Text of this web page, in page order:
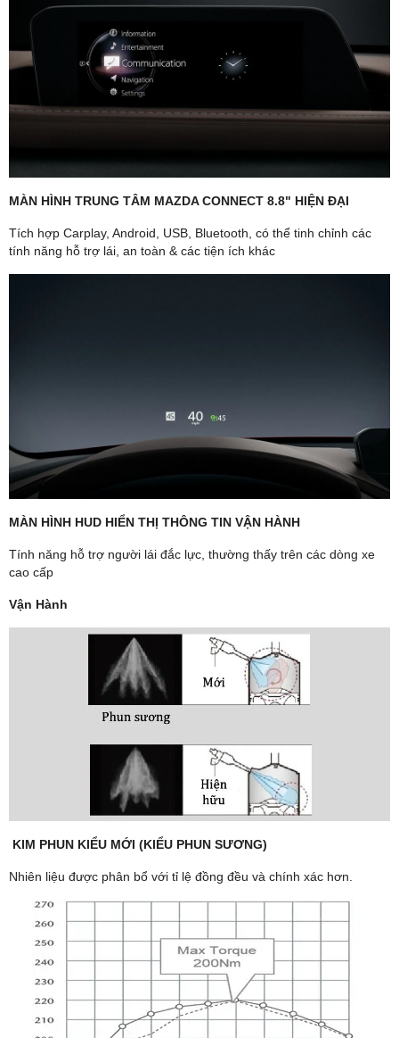
MÀN HÌNH TRUNG TÂM MAZDA CONNECT 8.8" HIỆN ĐẠI
Tích hợp Carplay, Android, USB, Bluetooth, có thể tinh chỉnh các
tính năng hỗ trợ lái, an toàn & các tiện ích khác
MÀN HÌNH HUD HIỂN THỊ THÔNG TIN VẬN HÀNH
Tính năng hỗ trợ người lái đắc lực, thường thấy trên các dòng xe
cao cấp
Vận Hành
KIM PHUN KIỂU MỚI (KIỂU PHUN SƯƠNG)
Nhiên liệu được phân bổ với tỉ lệ đồng đều và chính xác hơn.